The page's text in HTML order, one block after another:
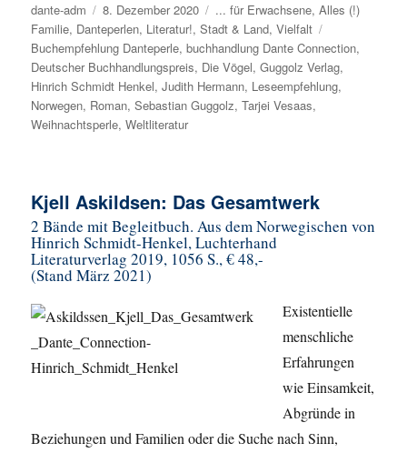
Autor
dante-adm
Veröffentlicht
am
8. Dezember 2020 Kategorien
... für Erwachsene,Alles (!)
Familie, Danteperlen, Literatur!,Stadt & Land,Vielfalt
Buchempfehlung Danteperle,buchhandlung Dante Connection,
Deutscher Buchhandlungspreis, Die Vögel,Guggolz Verlag,
Hinrich Schmidt Henkel,Judith Hermann, Leseempfehlung,
Norwegen, Roman,Sebastian Guggolz,Tarjei Vesaas,
Weihnachtsperle,Weltliteratur
Kjell Askildsen: Das Gesamtwerk
2 Bände mit Begleitbuch. Aus dem Norwegischen von
Hinrich Schmidt-Henkel, Luchterhand
Literaturverlag 2019, 1056 S., € 48,-
(Stand März 2021)
Existentielle
menschliche
Erfahrungen
wie Einsamkeit,
Abgründe in
Beziehungen und Familien oder die Suche nach Sinn,